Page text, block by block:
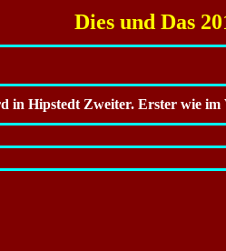
Dies und Das
in Hipstedt Zweiter. Erster wie